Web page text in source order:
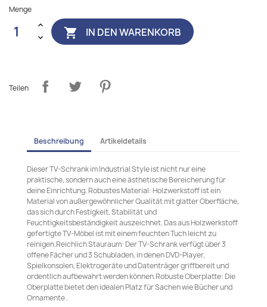
Menge
 IN DEN WARENKORB
Teilen
Beschreibung Artikeldetails
Dieser TV-Schrank im Industrial Style ist nicht nur eine
praktische, sondern auch eine ästhetische Bereicherung für
deine Einrichtung. Robustes Material: Holzwerkstoff ist ein
Material von außergewöhnlicher Qualität mit glatter Oberfläche,
das sich durch Festigkeit, Stabilität und
Feuchtigkeitsbeständigkeit auszeichnet. Das aus Holzwerkstoff
gefertigte TV-Möbel ist mit einem feuchten Tuch leicht zu
reinigen.Reichlich Stauraum: Der TV-Schrank verfügt über 3
offene Fächer und 3 Schubladen, in denen DVD-Player,
Spielkonsolen, Elektrogeräte und Datenträger griffbereit und
ordentlich aufbewahrt werden können.Robuste Oberplatte: Die
Oberplatte bietet den idealen Platz für Sachen wie Bücher und
Ornamente .